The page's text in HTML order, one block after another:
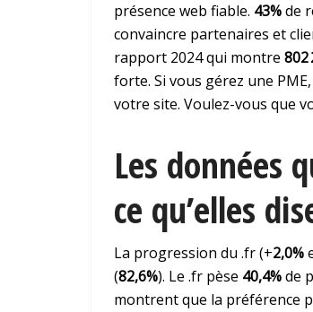
présence web fiable. 43%de
convaincre partenaires et
rapport 2024 qui montre 802
forte. Si vous gérez une
votre site. Voulez-vous que
Les données
ce qu’elles
La progression du .fr (+2,0%
(82,6%). Le .fr pèse 40,4%de
montrent que la préférence